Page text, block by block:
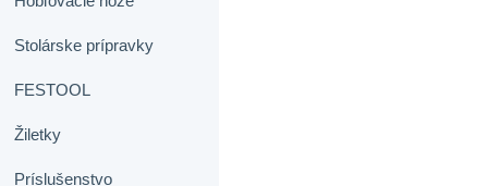
Stolárske prípravky
FESTOOL
Žiletky
Príslušenstvo